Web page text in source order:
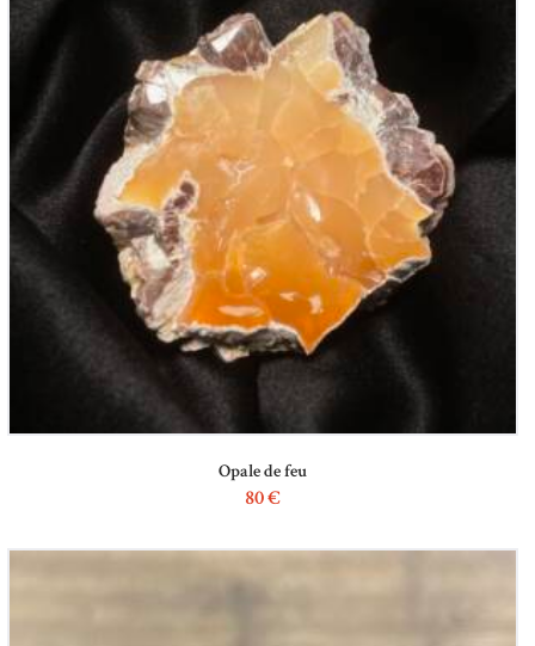
Opale de feu
80€